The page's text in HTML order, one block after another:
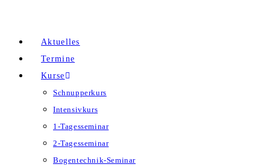
Aktuelles
Termine
Kurse
Schnupperkurs
Intensivkurs
1-Tagesseminar
2-Tagesseminar
Bogentechnik-Seminar